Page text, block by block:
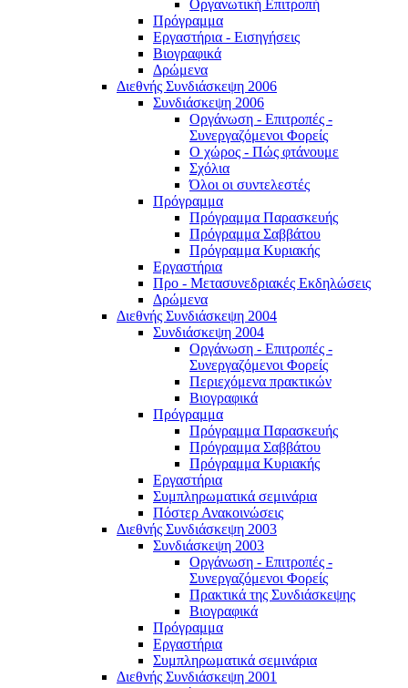
Οργανωτική Επιτροπή
Πρόγραμμα
Εργαστήρια - Εισηγήσεις
Βιογραφικά
Δρώμενα
Διεθνής Συνδιάσκεψη 2006
Συνδιάσκεψη 2006
Οργάνωση - Επιτροπές -
Συνεργαζόμενοι Φορείς
Ο χώρος - Πώς φτάνουμε
Σχόλια
Όλοι οι συντελεστές
Πρόγραμμα
Πρόγραμμα Παρασκευής
Πρόγραμμα Σαββάτου
Πρόγραμμα Κυριακής
Εργαστήρια
Προ - Μετασυνεδριακές Εκδηλώσεις
Δρώμενα
Διεθνής Συνδιάσκεψη 2004
Συνδιάσκεψη 2004
Οργάνωση - Επιτροπές -
Συνεργαζόμενοι Φορείς
Περιεχόμενα πρακτικών
Βιογραφικά
Πρόγραμμα
Πρόγραμμα Παρασκευής
Πρόγραμμα Σαββάτου
Πρόγραμμα Κυριακής
Εργαστήρια
Συμπληρωματικά σεμινάρια
Πόστερ Ανακοινώσεις
Διεθνής Συνδιάσκεψη 2003
Συνδιάσκεψη 2003
Οργάνωση - Επιτροπές -
Συνεργαζόμενοι Φορείς
Πρακτικά της Συνδιάσκεψης
Βιογραφικά
Πρόγραμμα
Εργαστήρια
Συμπληρωματικά σεμινάρια
Διεθνής Συνδιάσκεψη 2001